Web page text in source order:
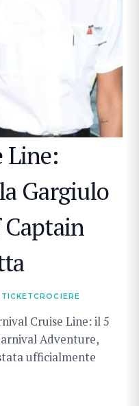
Line:
Gargiulo
Cruise Line: il 5
Adventure,
ufficialmente